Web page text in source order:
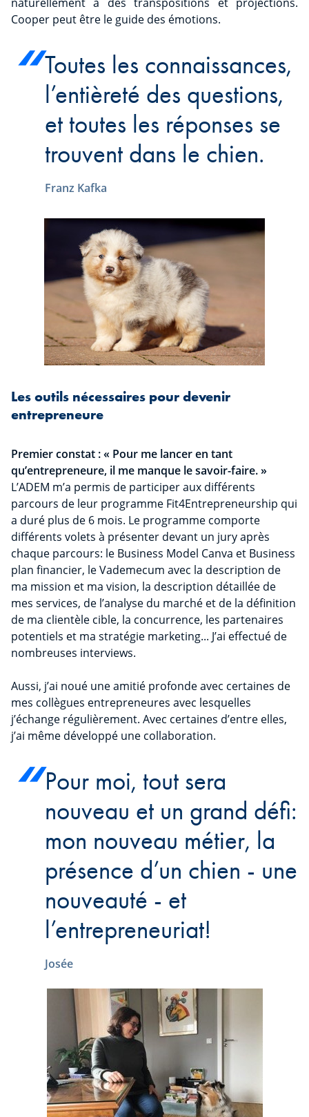
Cooper peut être le guide des émotions.
Toutes les connaissances,
l’entièreté des questions,
et toutes les réponses se
trouvent dans le chien.
Franz Kafka
Les outils nécessaires pour devenir
entrepreneure
Premier constat : « Pour me lancer en tant
qu’entrepreneure, il me manque le savoir-faire. »
L’ADEM m’a permis de participer aux différents
parcours de leur programme Fit4Entrepreneurship qui
a duré plus de 6 mois. Le programme comporte
différents volets à présenter devant un jury après
chaque parcours: le Business Model Canva et Business
plan financier, le Vademecum avec la description de
ma mission et ma vision, la description détaillée de
mes services, de l’analyse du marché et de la définition
de ma clientèle cible, la concurrence, les partenaires
potentiels et ma stratégie marketing... J’ai effectué de
nombreuses interviews.
Aussi, j’ai noué une amitié profonde avec certaines de
mes collègues entrepreneures avec lesquelles
j’échange régulièrement. Avec certaines d’entre elles,
j’ai même développé une collaboration.
Pour moi, tout sera
nouveau et un grand défi:
mon nouveau métier, la
présence d’un chien - une
nouveauté - et
l’entrepreneuriat!
Josée